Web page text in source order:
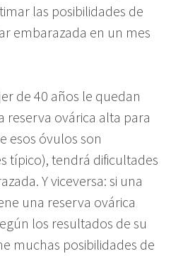
las posibilidades de
embarazada en un mes
de 40 años le quedan
reserva ovárica alta para
esos óvulos son
típico), tendrá dificultades
Y viceversa: si una
una reserva ovárica
los resultados de su
muchas posibilidades de